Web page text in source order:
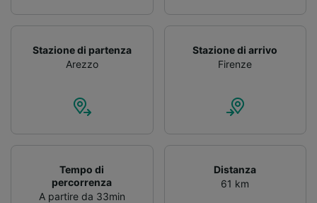
Stazione di partenza
Arezzo
Stazione di arrivo
Firenze
Tempo di
percorrenza
A partire da 33min
Distanza
61 km